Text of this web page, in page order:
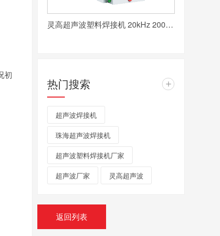
初
灵高超声波塑料焊接机 20kHz 2000/3000W K3000 Pro
热门搜索 +
超声波焊接机
珠海超声波焊接机
超声波塑料焊接机厂家
超声波厂家 灵高超声波
返回列表